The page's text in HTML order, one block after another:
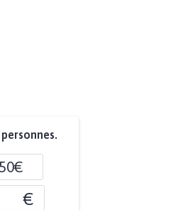
personnes.
50€
€